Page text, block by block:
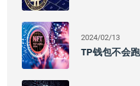
2024/02/13
TP钱包不会